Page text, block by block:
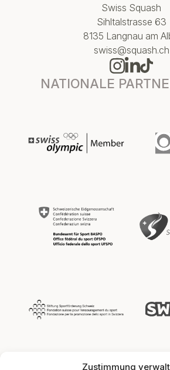
Zustimmung
Swiss Squash
Sihltalstrasse 63
8135 Langnau am
swiss@squash.ch
NATIONALE